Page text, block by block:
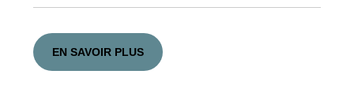
EN SAVOIR PLUS